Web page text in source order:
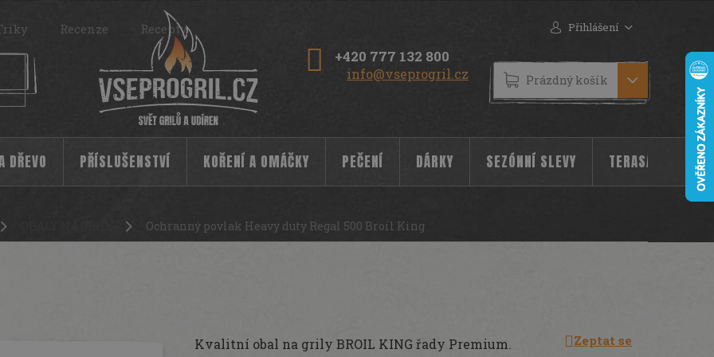
+420 777 132 800
info@vseprogril.cz
Recenze Recepty Přihlášení
NÁKUPNÍ
KOŠÍK
Prázdný košík
DŘEVO PŘÍSLUŠENSTVÍ KOŘENÍ A OMÁČKY PEČENÍ DÁRKY SEZÓNNÍ SLEVY TERASA
Ochranný povlak Heavy duty Regal 500 Broil King
Kvalitní obal na grily BROIL KING řady Premium. Zeptat se